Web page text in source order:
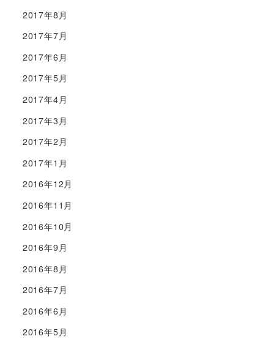
2017年8月
2017年7月
2017年6月
2017年5月
2017年4月
2017年3月
2017年2月
2017年1月
2016年12月
2016年11月
2016年10月
2016年9月
2016年8月
2016年7月
2016年6月
2016年5月